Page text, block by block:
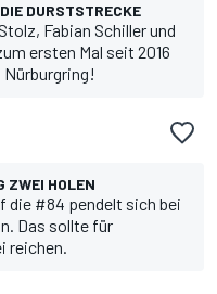
DURSTSTRECKE
Fabian Schiller und
ersten Mal seit 2016
Nürburgring!
ZWEI HOLEN
die #84 pendelt sich bei
Das sollte für
reichen.